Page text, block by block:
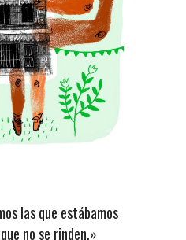
las que estábamos
no se rinden.»